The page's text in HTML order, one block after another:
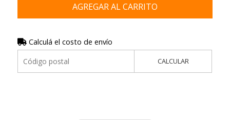
AGREGAR AL CARRITO
Calculá el costo de envío
CALCULAR